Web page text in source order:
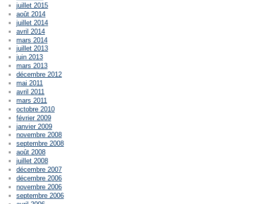
juillet 2015
août 2014
juillet 2014
avril 2014
mars 2014
juillet 2013
juin 2013
mars 2013
décembre 2012
mai 2011
avril 2011
mars 2011
octobre 2010
février 2009
janvier 2009
novembre 2008
septembre 2008
août 2008
juillet 2008
décembre 2007
décembre 2006
novembre 2006
septembre 2006